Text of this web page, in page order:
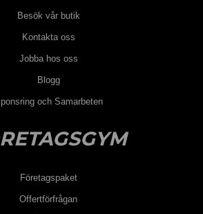
Besök vår butik
Kontakta oss
Jobba hos oss
Blogg
och Samarbeten
Företagspaket
Offertförfrågan